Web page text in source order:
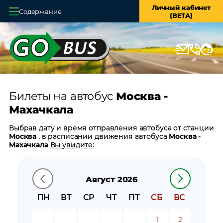
Содержание
Личный кабинет
(BETA)
Главная
О системе
Оплата и доставка
Возврат билетов
Заказ автобуса
Контакты
Билеты на автобус Москва -
Махачкала
Август 2026
ПН
ВТ СР ЧТ ПТ СБ ВС
1 2
Выбрав дату и время отправления автобуса от станции
Москва, в расписании движения автобусаМосква -
Махачкала Вы увидите:
время прибытия
время в пути
цену билета
Москва